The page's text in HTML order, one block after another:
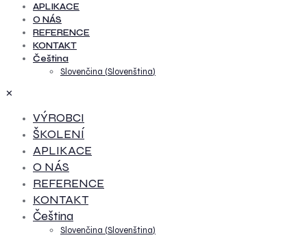
APLIKACE
O NÁS
REFERENCE
KONTAKT
Čeština
Slovenčina (Slovenština)
✕
VÝROBCI
ŠKOLENÍ
APLIKACE
O NÁS
REFERENCE
KONTAKT
Čeština
Slovenčina (Slovenština)